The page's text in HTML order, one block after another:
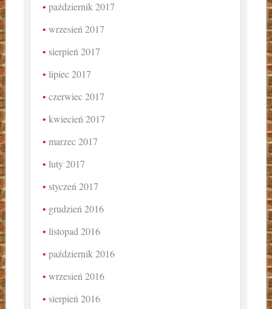
październik 2017
wrzesień 2017
sierpień 2017
lipiec 2017
czerwiec 2017
kwiecień 2017
marzec 2017
luty 2017
styczeń 2017
grudzień 2016
listopad 2016
październik 2016
wrzesień 2016
sierpień 2016